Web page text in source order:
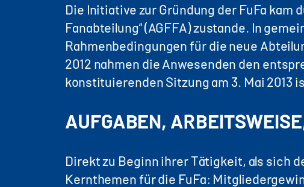
Die Initiative zur Gründung der FuFa kam
Fanabteilung“ (AGFFA) zustande. In
Rahmenbedingungen für die neue
2012 nahmen die Anwesenden den
konstituierenden Sitzung am 3. Mai 2013
AUFGABEN,
Direkt zu Beginn ihrer Tätigkeit, als sich
Kernthemen für die FuFa: